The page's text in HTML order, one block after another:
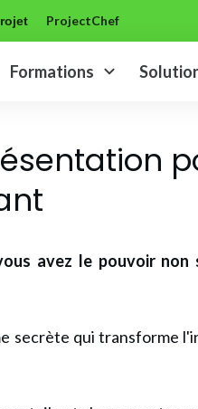
ProjectChef
Formations
avez le pouvoir non
secrète qui transforme